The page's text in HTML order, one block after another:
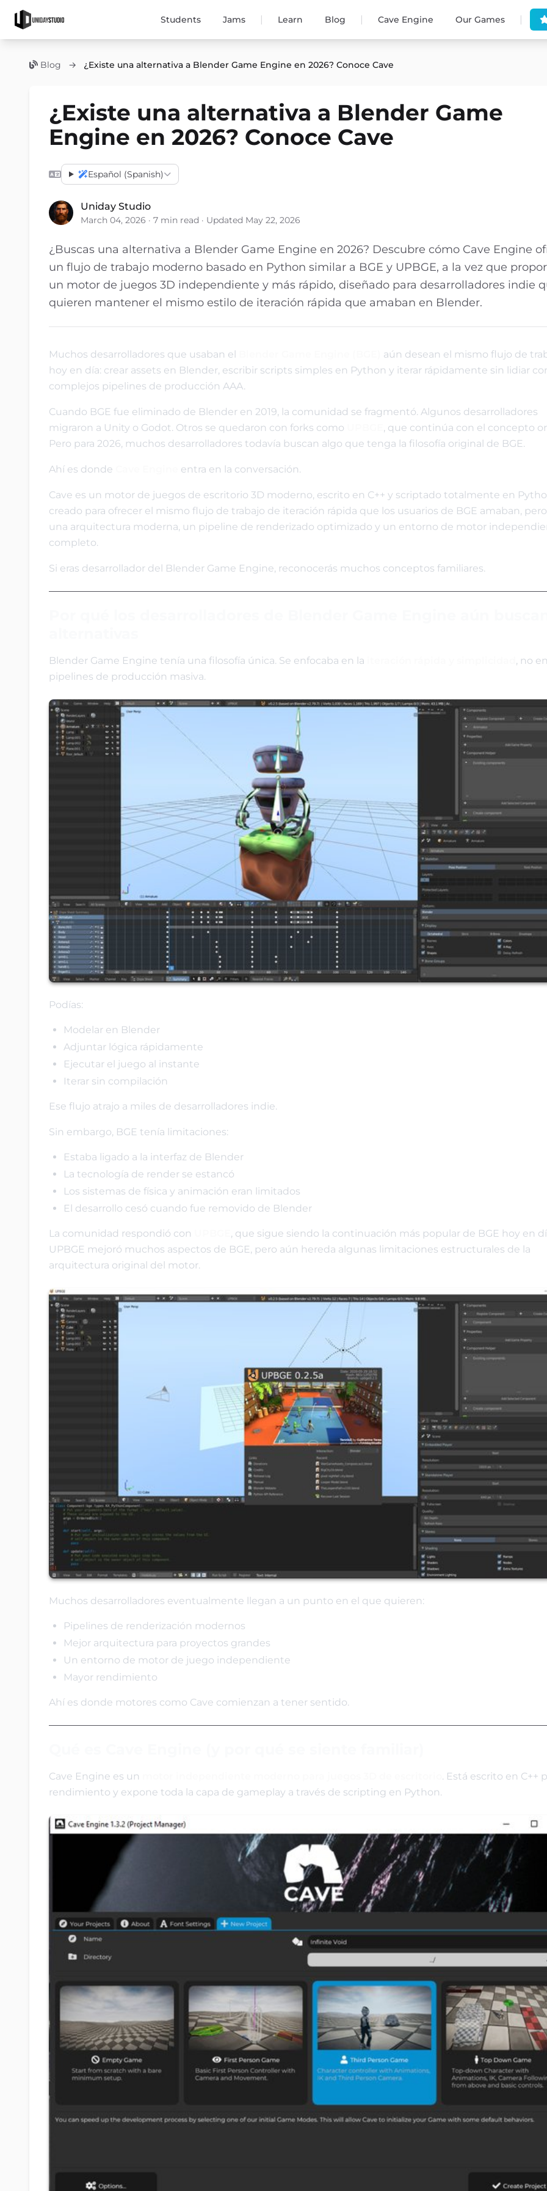
Students Jams | Learn Blog | Cave Engine Our Games |
Blog → ¿Existe una alternativa a Blender Game Engine en 2026? Conoce Cave
¿Existe una alternativa a Blender Game
Engine en 2026? Conoce Cave
Español (Spanish)
Uniday Studio
March 04, 2026 · 7 min read · Updated May 22, 2026
¿Buscas una alternativa a Blender Game Engine en 2026? Descubre cómo Cave Engine
un flujo de trabajo moderno basado en Python similar a BGE y UPBGE, a la vez que
un motor de juegos 3D independiente y más rápido, diseñado para desarrolladores indie
quieren mantener el mismo estilo de iteración rápida que amaban en Blender.
Muchos desarrolladores que usaban el
aún desean el mismo flujo de
hoy en día: crear assets en Blender, escribir scripts simples en Python y iterar rápidamente sin lidiar
complejos pipelines de producción AAA.
Cuando BGE fue eliminado de Blender en 2019, la comunidad se fragmentó. Algunos desarrolladores
migraron a Unity o Godot. Otros se quedaron con forks como
, que continúa con el concepto
Pero para 2026, muchos desarrolladores todavía buscan algo que tenga la filosofía original de BGE.
Ahí es donde entra en la conversación.
Cave es un motor de juegos de escritorio 3D moderno, escrito en C++ y scriptado totalmente en
creado para ofrecer el mismo flujo de trabajo de iteración rápida que los usuarios de BGE amaban,
una arquitectura moderna, un pipeline de renderizado optimizado y un entorno de motor
completo.
Si eras desarrollador del Blender Game Engine, reconocerás muchos conceptos familiares.
Blender Game Engine tenía una filosofía única. Se enfocaba en la
, no
pipelines de producción masiva.
Podías:
Modelar en Blender
Adjuntar lógica rápidamente
Ejecutar el juego al instante
Iterar sin compilación
Ese flujo atrajo a miles de desarrolladores indie.
Sin embargo, BGE tenía limitaciones:
Estaba ligado a la interfaz de Blender
La tecnología de render se estancó
Los sistemas de física y animación eran limitados
El desarrollo cesó cuando fue removido de Blender
La comunidad respondió con
, que sigue siendo la continuación más popular de BGE hoy en
UPBGE mejoró muchos aspectos de BGE, pero aún hereda algunas limitaciones estructurales de la
arquitectura original del motor.
Muchos desarrolladores eventualmente llegan a un punto en el que quieren:
Pipelines de renderización modernos
Mejor arquitectura para proyectos grandes
Un entorno de motor de juego independiente
Mayor rendimiento
Ahí es donde motores como Cave comienzan a tener sentido.
Cave Engine es un
. Está escrito en C++
rendimiento y expone toda la capa de gameplay a través de scripting en Python.